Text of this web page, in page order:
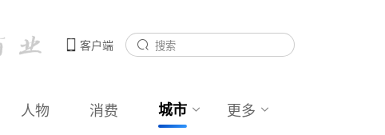
客户端
人物 消费 城市 更多